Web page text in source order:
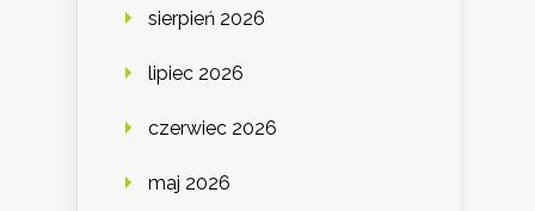
sierpień 2026
lipiec 2026
czerwiec 2026
maj 2026